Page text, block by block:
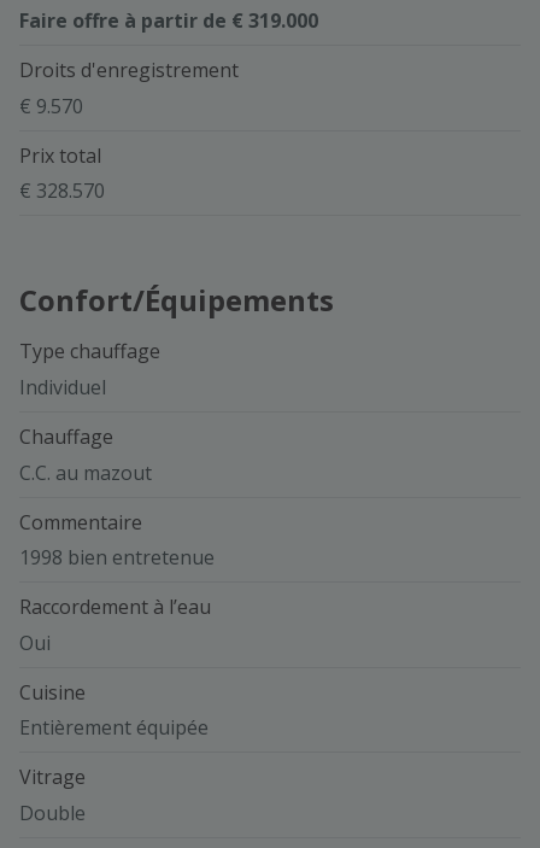
Faire offre à partir de € 319.000
Droits d'enregistrement
€ 9.570
Prix total
€ 328.570
Confort/Équipements
Type chauffage
Individuel
Chauffage
C.C. au mazout
Commentaire
1998 bien entretenue
Raccordement à l’eau
Oui
Cuisine
Entièrement équipée
Vitrage
Double